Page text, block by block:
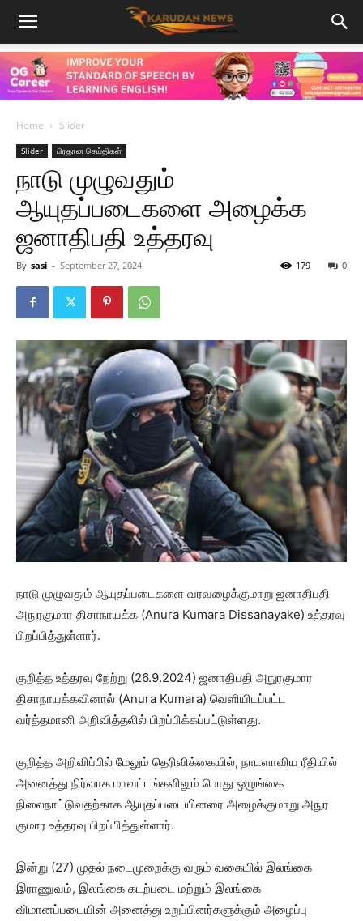
Home Slider
Slider பிரதான செய்திகள்
நாடு முழுவதும்
ஆயுதப்படைகளை அழைக்க
ஜனாதிபதி உத்தரவு
By sasi - September 27, 2024 0
179
நாடு முழுவதும் ஆயுதப்படைகளை வரவழைக்குமாறு ஜனாதிபதி
அநுரகுமார திசாநாயக்க (Anura Kumara Dissanayake) உத்தரவு
பிறப்பித்துள்ளார்.
குறித்த உத்தரவு நேற்று (26.9.2024) ஜனாதிபதி அநுரகுமார
திசாநாயக்கவினால் (Anura Kumara) வெளியிடப்பட்ட
வர்த்தமானி அறிவித்தலில் பிறப்பிக்கப்பட்டுள்ளது.
குறித்த அறிவிப்பில் மேலும் தெரிவிக்கையில், நாடளாவிய ரீதியில்
அனைத்து நிர்வாக மாவட்டங்களிலும் பொது ஒழுங்கை
நிலைநாட்டுவதற்காக ஆயுதப்படையினரை அழைக்குமாறு அநுர
குமார உத்தரவு பிறப்பித்துள்ளார்.
இன்று (27) முதல் நடைமுறைக்கு வரும் வகையில் இலங்கை
இராணுவம், இலங்கை கடற்படை மற்றும் இலங்கை
விமானப்படையின் அனைத்து உறுப்பினர்களுக்கும் அழைப்பு